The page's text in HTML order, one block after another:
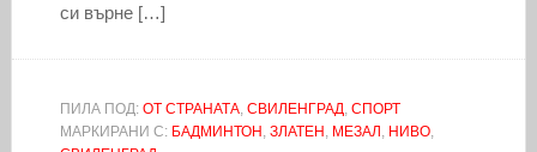
си върне […]
ПИЛА ПОД: ОТ СТРАНАТА, СВИЛЕНГРАД, СПОРТ
МАРКИРАНИ С: БАДМИНТОН , ЗЛАТЕН , МЕЗАЛ , НИВО,